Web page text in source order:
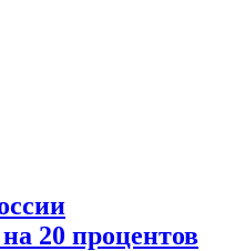
20 процентов